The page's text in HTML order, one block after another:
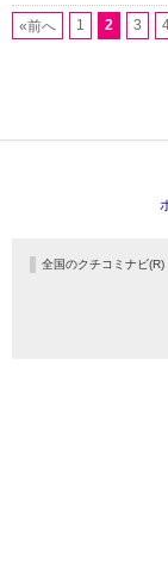
«前へ 1 2 3
全国のクチコミナビ(R)